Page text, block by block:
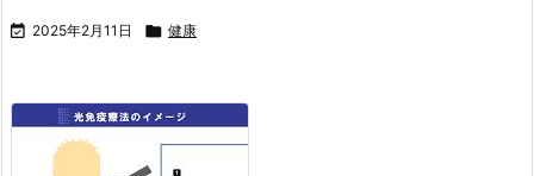
 2025年2月11日  健康